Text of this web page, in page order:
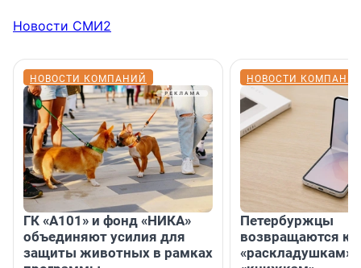
Новости СМИ2
НОВОСТИ КОМПАНИЙ
ГК «А101» и фонд «НИКА»
объединяют усилия для
защиты животных в рамках
НОВОСТИ
Петербуржцы
возвращаются к
«раскладушкам»